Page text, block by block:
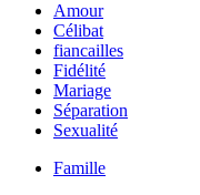
Amour
Célibat
fiancailles
Fidélité
Mariage
Séparation
Sexualité
Famille